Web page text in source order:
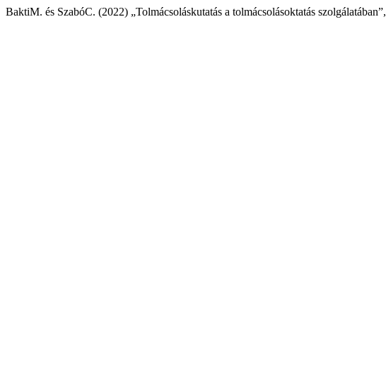
BaktiM. és SzabóC. (2022) „Tolmácsoláskutatás a tolmácsolásoktatás szolgálatában”,